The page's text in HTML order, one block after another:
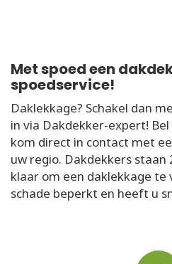
Met spoed een
spoedservice!
Daklekkage? Schakel dan
in via Dakdekker-expert!
kom direct in contact met
uw regio. Dakdekkers staan
klaar om een daklekkage te
schade beperkt en heeft u